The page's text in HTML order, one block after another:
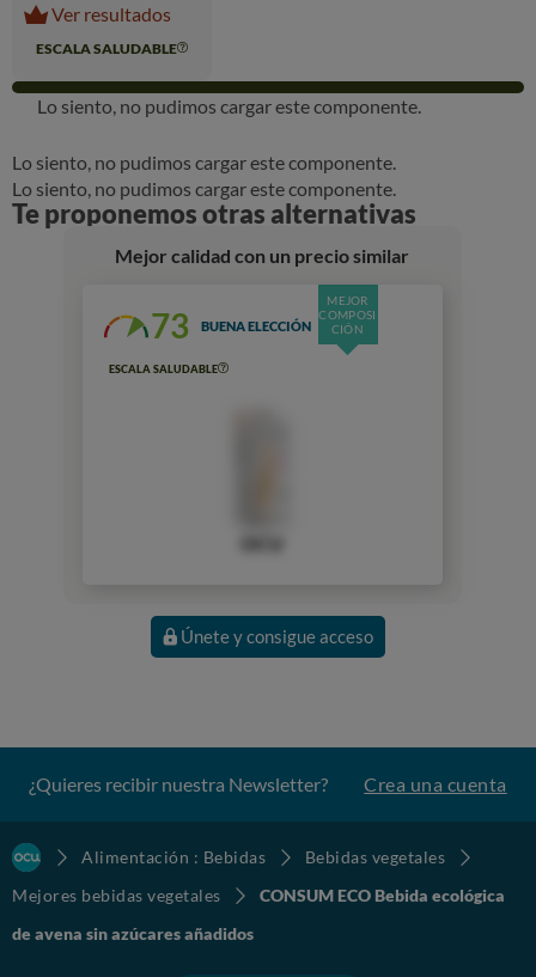
Ver resultados
ESCALA SALUDABLE
Lo siento, no pudimos cargar este componente.
Lo siento, no pudimos cargar este componente.
Lo siento, no pudimos cargar este componente.
Te proponemos otras alternativas
Mejor calidad con un precio similar
MEJOR
COMPOSI
CIÓN
73 BUENA ELECCIÓN
ESCALA SALUDABLE
Únete y consigue acceso
¿Quieres recibir nuestra Newsletter? Crea una cuenta
Alimentación : Bebidas
Bebidas vegetales
Mejores bebidas vegetales
CONSUM ECO Bebida ecológica
de avena sin azúcares añadidos